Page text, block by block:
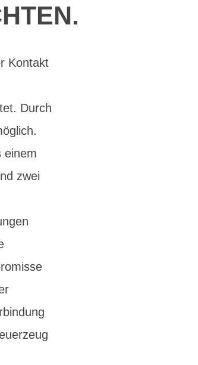
Kontakt
Durch
einem
zwei